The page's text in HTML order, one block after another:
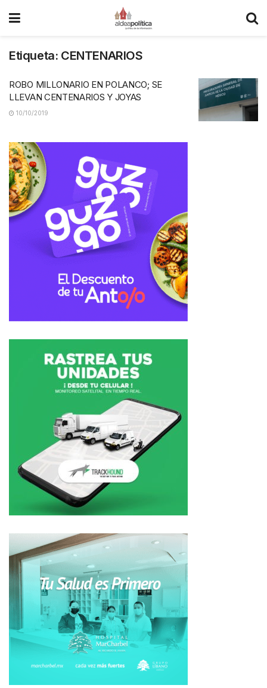
Etiqueta: CENTENARIOS
ROBO MILLONARIO EN POLANCO; SE
LLEVAN CENTENARIOS Y JOYAS
10/10/2019